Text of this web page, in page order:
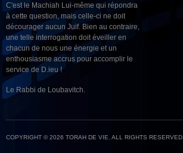
C'est le Machiah Lui-même qui répondra
à cette question, mais celle-ci ne doit
décourager aucun Juif. Bien au contraire,
une telle interrogation doit éveiller en
chacun de nous une énergie et un
enthousiasme accrus pour accomplir le
service de D.ieu !
Le Rabbi de Loubavitch.
COPYRIGHT © 2026 TORAH DE VIE. ALL RIGHTS RESERVED.